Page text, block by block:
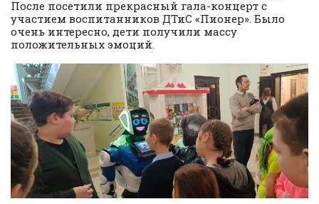
После посетили прекрасный гала-концерт с
участием воспитанников ДТиС «Пионер». Было
очень интересно, дети получили массу
положительных эмоций.